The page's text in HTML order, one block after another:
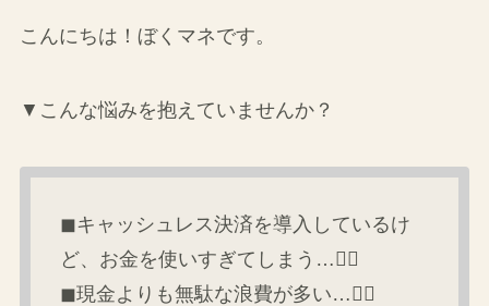
こんにちは！ぼくマネです。
▼こんな悩みを抱えていませんか？
◼キャッシュレス決済を導入しているけ
ど、お金を使いすぎてしまう…😵‍💫
◼現金よりも無駄な浪費が多い…😵‍💫